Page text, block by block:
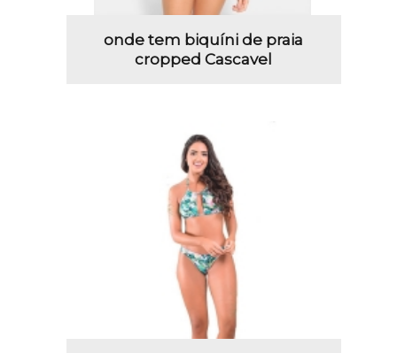
onde tem biquíni de praia
cropped Cascavel